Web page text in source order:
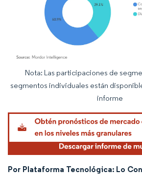
Imagen © Mordor Intelligence. El uso requiere
Nota: Las participaciones de
segmentos individuales están
informe
Por Plataforma Tecnológica: Lo